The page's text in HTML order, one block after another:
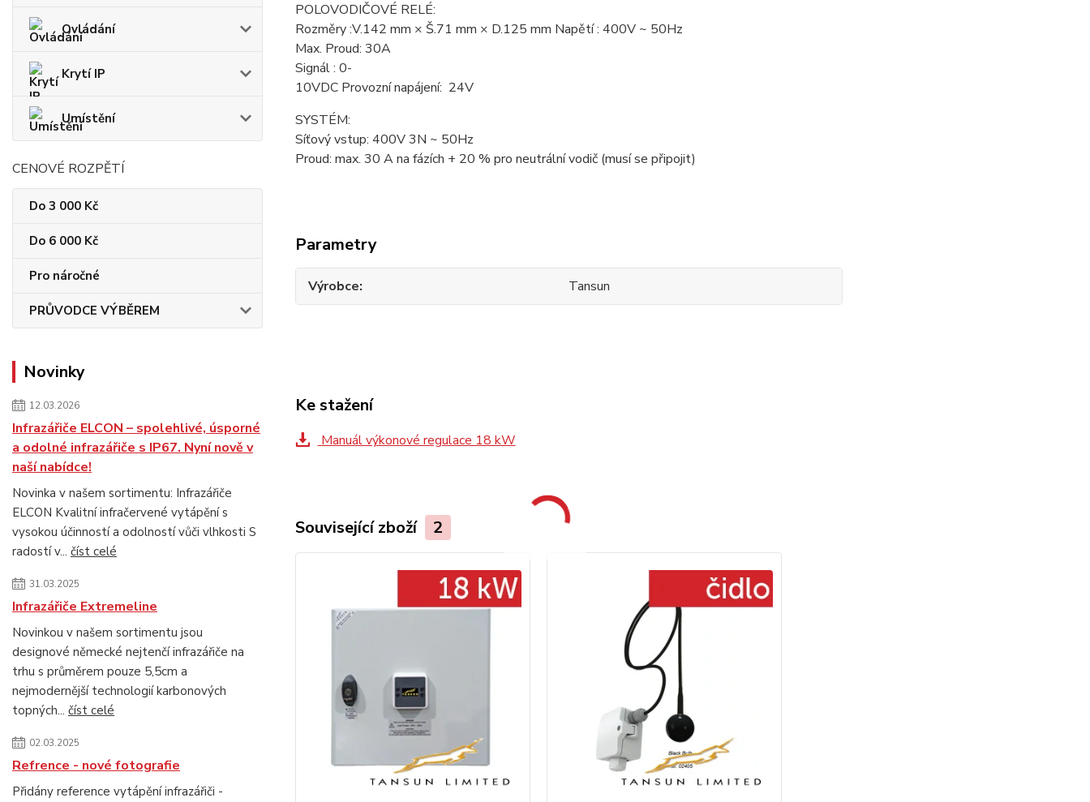
Ovládání
Krytí IP
Umístění
CENOVÉ ROZPĚTÍ
Do 3 000 Kč
Do 6 000 Kč
Pro náročné
PRŮVODCE VÝBĚREM
Novinky
12.03.2026
Infrazářiče ELCON – spolehlivé, úsporné
a odolné infrazářiče s IP67. Nyní nově v
naší nabídce!
Novinka v našem sortimentu: Infrazářiče
ELCON Kvalitní infračervené vytápění s
vysokou účinností a odolností vůči vlhkosti S
radostí v... číst celé
31.03.2025
Infrazářiče Extremeline
Novinkou v našem sortimentu jsou
designové německé nejtenčí infrazářiče na
trhu s průměrem pouze 5,5cm a
nejmodernější technologií karbonových
topných... číst celé
02.03.2025
Refrence - nové fotografie
Přidány reference vytápění infrazářiči -
POLOVODIČOVÉ RELÉ:
Rozměry :V.142 mm × Š.71 mm × D.125 mm Napětí : 400V ~ 50Hz
Max. Proud: 30A
Signál : 0-
10VDC Provozní napájení: 24V
SYSTÉM:
Síťový vstup: 400V 3N ~ 50Hz
Proud: max. 30 A na fázích + 20 % pro neutrální vodič (musí se připojit)
Parametry
Výrobce Tansun
Ke stažení
Manuál výkonové regulace 18 kW
Související zboží 2